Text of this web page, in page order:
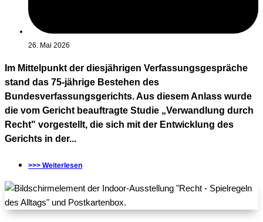
26. Mai 2026
Im Mittelpunkt der diesjährigen Verfassungsgespräche
stand das 75-jährige Bestehen des
Bundesverfassungsgerichts. Aus diesem Anlass wurde
die vom Gericht beauftragte Studie „Verwandlung durch
Recht" vorgestellt, die sich mit der Entwicklung des
Gerichts in der...
>>> Weiterlesen